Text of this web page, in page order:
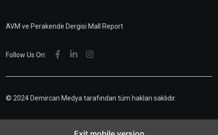
AVM ve Perakende Dergisi Mall Report
Follow Us On:
© 2024 Demircan Medya tarafından tüm hakları saklıdır.